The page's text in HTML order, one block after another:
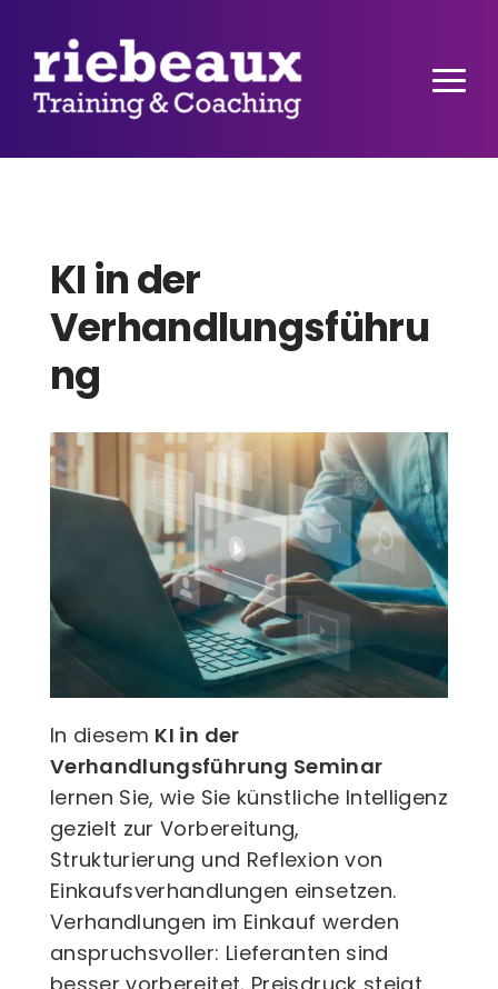
KI in der
Verhandlungsführu
ng
In diesem KI in der
Verhandlungsführung Seminar
lernen Sie, wie Sie künstliche Intelligenz
gezielt zur Vorbereitung,
Strukturierung und Reflexion von
Einkaufsverhandlungen einsetzen.
Verhandlungen im Einkauf werden
anspruchsvoller: Lieferanten sind